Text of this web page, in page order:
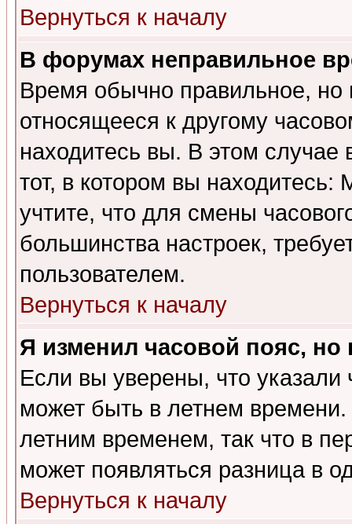
Вернуться к началу
В форумах неправильное
Время обычно правильное,
относящееся к другому
находитесь вы. В этом
тот, в котором вы
учтите, что для смены
большинства настроек,
пользователем.
Вернуться к началу
Я изменил часовой пояс,
Если вы уверены, что указали
может быть в летнем
летним временем, так что в
может появляться разница в
Вернуться к началу